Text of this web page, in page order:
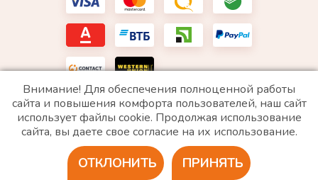
*WhatsApp принадлежит компании Meta, которая признана экстремистской и запрещена в
РФ
2020 © Все права защищены. ИП «Войтенко»
Разработка сайта
Внимание! Для обеспечения полноценной работы
сайта и повышения комфорта пользователей, наш сайт
использует файлы cookie. Продолжая использование
сайта, вы даете свое согласие на их использование.
ПРИНЯТЬ
ОТКЛОНИТЬ